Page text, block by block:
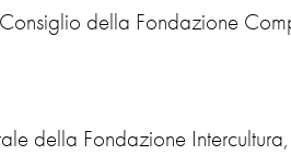
della Fondazione
della Fondazione Intercultura,